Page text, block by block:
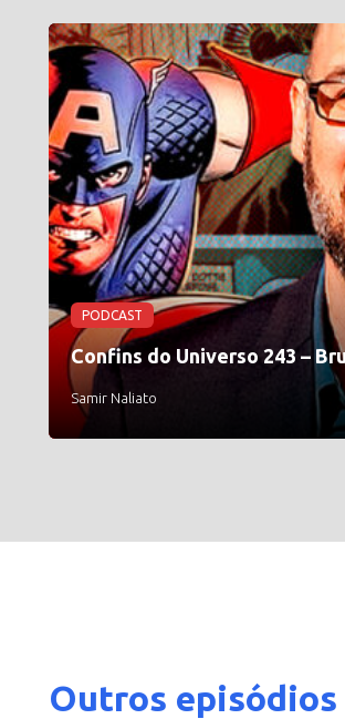
PODCAST
Confins do Universo 243 –
Samir Naliato
Outros episódios